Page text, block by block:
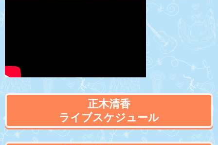
正木清香
ライブスケジュール